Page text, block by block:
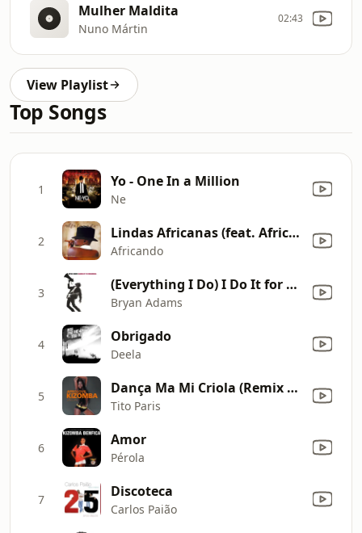
Mulher Maldita
Nuno Mártin
02:43
View Playlist
Top Songs
1 Yo - One In a Million
Ne
2 Lindas Africanas (feat. Africando All Stars)
Africando
3 (Everything I Do) I Do It for You
Bryan Adams
4 Obrigado
Deela
5 Dança Ma Mi Criola (Remix By Izé & Groove Gifter)
Tito Paris
6 Amor
Pérola
7 Discoteca
Carlos Paião